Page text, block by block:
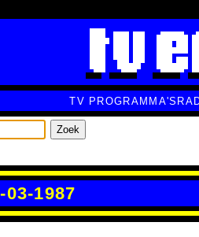
TV PROGRAMMA'S
Zoek
1987